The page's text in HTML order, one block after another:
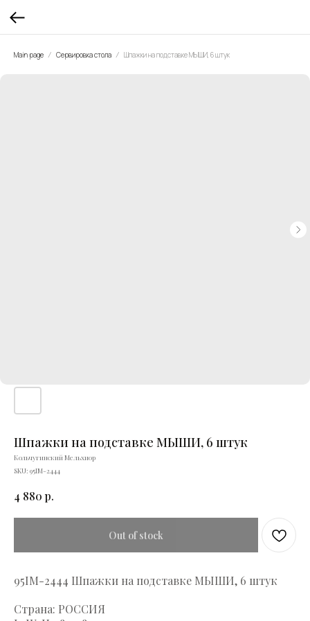
Main page Сервировка стола Шпажки на подставке МЫШИ, 6 штук
Шпажки на подставке МЫШИ, 6 штук
Кольчугинский Мельхиор
SKU: 95IM-2444
4 880 р.
Out of stock
95IM-2444 Шпажки на подставке МЫШИ, 6 штук
Страна: РОССИЯ